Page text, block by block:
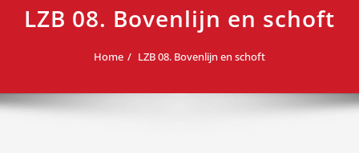
LZB 08. Bovenlijn en schoft
Home LZB 08. Bovenlijn en schoft